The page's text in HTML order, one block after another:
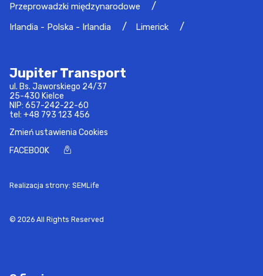
Przeprowadzki międzynarodowe
Irlandia - Polska - Irlandia
Limerick
Jupiter Transport
ul. Bs. Jaworskiego 24/37
25-430 Kielce
NIP: 657-242-22-60
tel: +48 793 123 456
Zmień ustawienia Cookies
FACEBOOK
Realizacja strony: SEMLife
© 2026 All Rights Reserved